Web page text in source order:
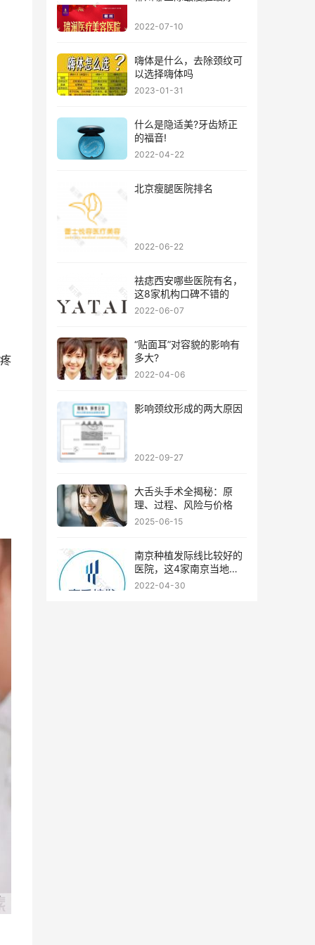
2022-07-10
嗨体是什么，去除颈纹可
以选择嗨体吗
2023-01-31
什么是隐适美?牙齿矫正
的福音!
2022-04-22
北京瘦腿医院排名
2022-06-22
祛痣西安哪些医院有名，
这8家机构口碑不错的
2022-06-07
“贴面耳”对容貌的影响有
多大?
2022-04-06
影响颈纹形成的两大原因
2022-09-27
大舌头手术全揭秘：原
理、过程、风险与价格
2025-06-15
南京种植发际线比较好的
医院，这4家南京当地比
较知名
2022-04-30